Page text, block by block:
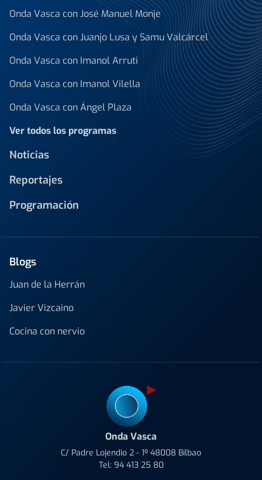
Onda Vasca con José Manuel Monje
Onda Vasca con Juanjo Lusa y Samu Valcárcel
Onda Vasca con Imanol Arruti
Onda Vasca con Imanol Vilella
Onda Vasca con Ángel Plaza
Ver todos los programas
Noticias
Reportajes
Programación
Blogs
Juan de la Herrán
Javier Vizcaino
Cocina con nervio
Onda Vasca
C/ Padre Lojendio 2 - 1º 48008 Bilbao
Tel: 94 413 25 80